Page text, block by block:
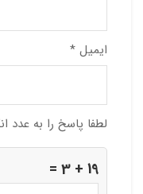
ایمیل *
لطفا پاسخ را به عدد
19 + 3 =